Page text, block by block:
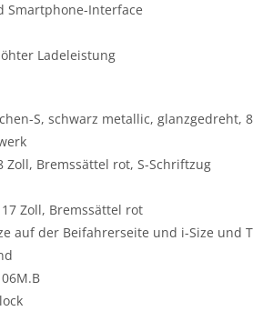
Smartphone-Interface
Ladeleistung
S, schwarz metallic, glanzgedreht,
Zoll, Bremssättel rot, S-Schriftzug
Zoll, Bremssättel rot
auf der Beifahrerseite und i-Size und